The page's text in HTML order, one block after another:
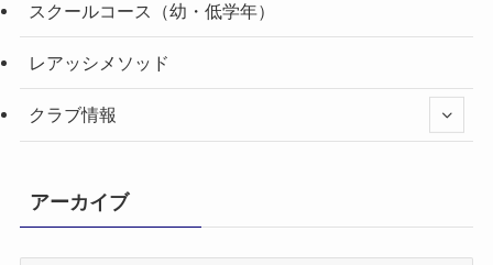
スクールコース（幼・低学年）
レアッシメソッド
クラブ情報
アーカイブ